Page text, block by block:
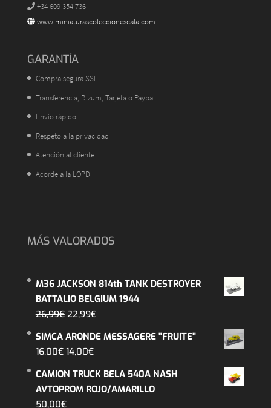
+34 609 354 736
www.miniaturascoleccionescala.com
GARANTÍA
Compra segura SSL
Transferencia, Bizum, Tarjeta o Paypal
Envío rápido
Respeto a la privacidad
Atención al cliente
Acorde a la LOPD
MÁS VALORADOS
M36 JACKSON 814th TANK DESTROYER
BATTALIO BELGIUM 1944
26,99€ El
original
era:
26,99€.
22,99€El
actual
22,99€.
SIMCA ARONDE MESSAGERE "FRUITE"
16,00€ El
original
era:
14,00€El
actual
es:
CAMION TRUCK BELA 540A NASH
AVTOPROM ROJO/AMARILLO
50,00€